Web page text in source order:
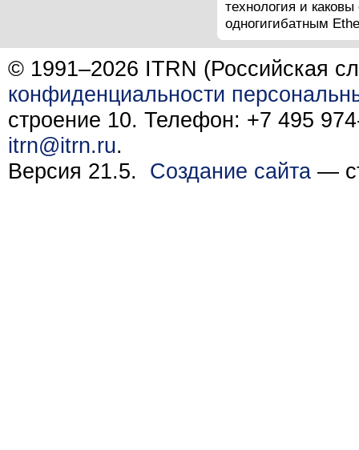
технология и
одногигибатным
© 1991–2026 ITRN (Российская
конфиденциальности
строение 10. Телефон: +7 495
itrn@itrn.ru.
Версия 21.5. Создание сайта —